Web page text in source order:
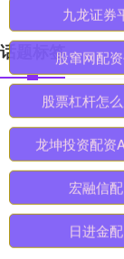
话题标签
九龙证券
股窜网配
股票杠杆怎
龙坤投资配资